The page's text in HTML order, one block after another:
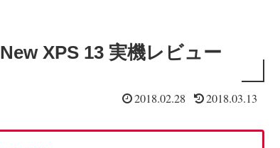
XPS 13 実機レビュー
2018.02.28 2018.03.13